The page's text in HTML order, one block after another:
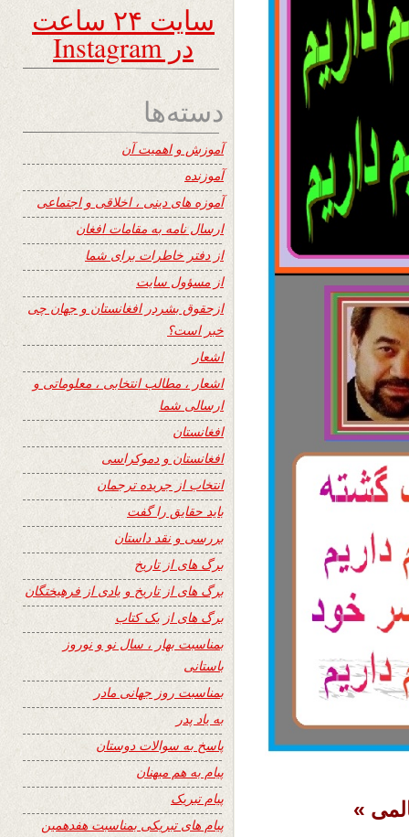
»
سایت ۲۴ ساعت
در Instagram
دسته‌ها
آموزش و اهمیت آن
آموزنده
آموزه های دینی ، اخلاقی و اجتماعی
ارسال نامه به مقامات افغان
از دفتر خاطرات برای شما
از مسؤول سایت
ازحقوق بشردر افغانستان و جهان چی
خبر است؟
اشعار
اشعار ، مطالب انتخابی ، معلوماتی و
ارسالی شما
افغانستان
افغانستان و دموکراسی
انتخاب از جریده ترجمان
باید حقایق را گفت
بررسی و نقد داستان
برگ های از تاریخ
برگ های از تاریخ و یادی از فرهیختگان
برگ های از یک کتاب
بمناسبت بهار ، سال نو و نوروز
باستانی
بمناسبت روز جهانی مادر
به یاد پدر
پاسخ به سوالات دوستان
پیام به هم میهنان
پیام تبریک
پیام های تبریکی بمناسبت هفدهمین